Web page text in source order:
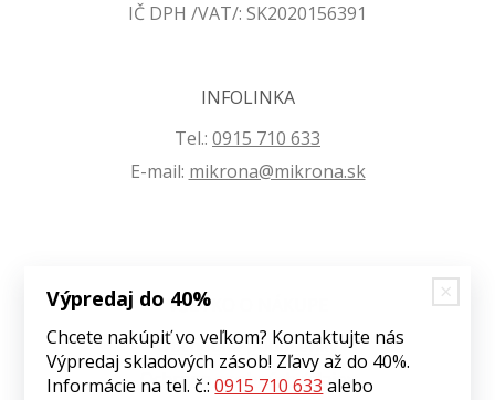
IČ DPH /VAT/: SK2020156391
INFOLINKA
Tel.: 0915 710 633
E-mail: mikrona@mikrona.sk
VŠETKO O NÁKUPE
Obchodné podmienky
Ochrana osobných údajov
Výpredaj do 40%
Chcete nakúpiť vo veľkom? Kontaktujte nás
Výpredaj skladových zásob! Zľavy až do 40%.
Informácie na tel. č.:0915 710 633 alebo